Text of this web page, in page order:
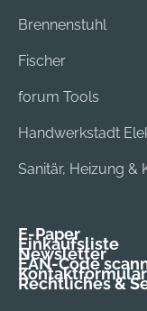
Brennenstuhl
Fischer
forum Tools
Handwerkstadt
Sanitär, Heizung &
E-Paper
Einkaufsliste
Newsletter
EAN-Code
Kontaktformular
Rechtliches &